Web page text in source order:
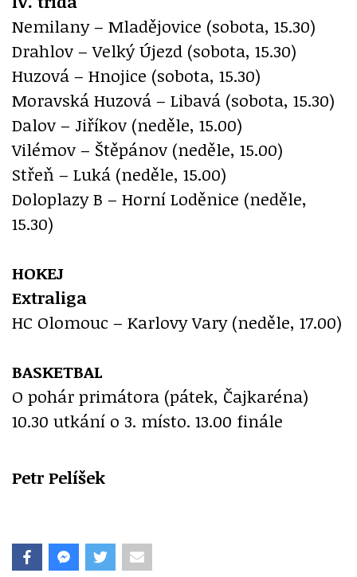
Nemilany – Mladějovice (sobota, 15.30)
Drahlov – Velký Újezd (sobota, 15.30)
Huzová – Hnojice (sobota, 15.30)
Moravská Huzová – Libavá (sobota, 15.30)
Dalov – Jiříkov (neděle, 15.00)
Vilémov – Štěpánov (neděle, 15.00)
Střeň – Luká (neděle, 15.00)
Doloplazy B – Horní Loděnice (neděle,
15.30)
HOKEJ
Extraliga
HC Olomouc – Karlovy Vary (neděle, 17.00)
BASKETBAL
O pohár primátora (pátek, Čajkaréna)
10.30 utkání o 3. místo. 13.00 finále
Petr Pelíšek